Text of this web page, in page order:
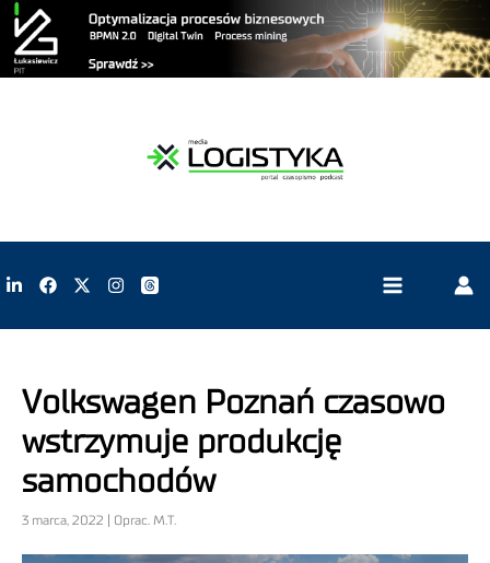
Volkswagen Poznań czasowo
wstrzymuje produkcję
samochodów
3 marca, 2022 | Oprac. M.T.